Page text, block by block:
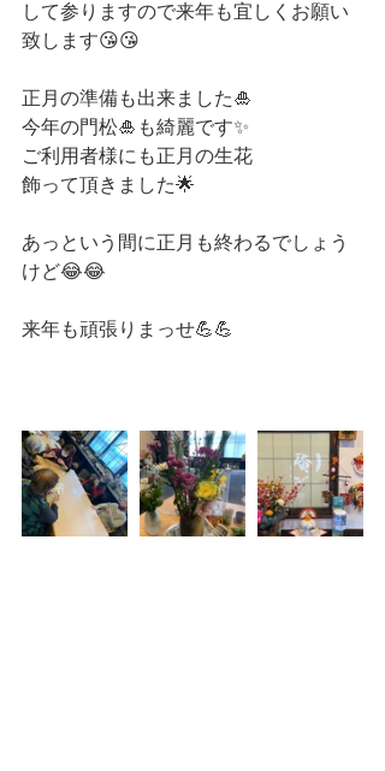
して参りますので来年も宜しくお願い
致します😘😘
正月の準備も出来ました🎍
今年の門松🎍も綺麗です✨
ご利用者様にも正月の生花
飾って頂きました🌟
あっという間に正月も終わるでしょう
けど😂😂
来年も頑張りまっせ💪💪